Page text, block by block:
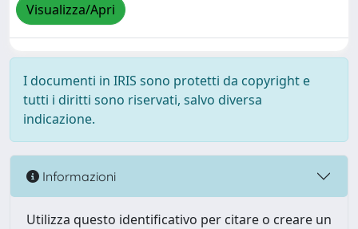
Visualizza/Apri
I documenti in IRIS sono protetti da copyright e
tutti i diritti sono riservati, salvo diversa
indicazione.
Informazioni
Utilizza questo identificativo per citare o creare un